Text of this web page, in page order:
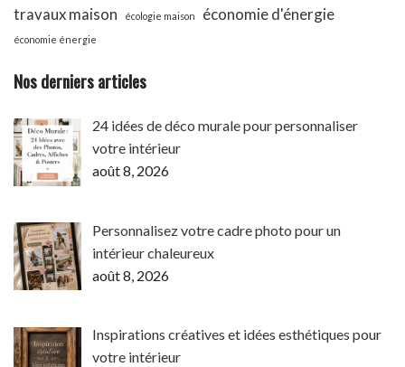
travaux maison écologie maison économie d'énergie
économie énergie
Nos derniers articles
24 idées de déco murale pour personnaliser
votre intérieur
août 8, 2026
Personnalisez votre cadre photo pour un
intérieur chaleureux
août 8, 2026
Inspirations créatives et idées esthétiques pour
votre intérieur